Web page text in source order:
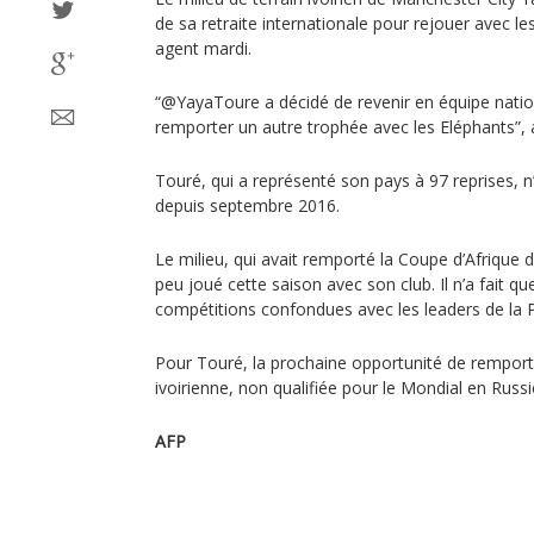
de sa retraite internationale pour rejouer avec
agent mardi.
“@YayaToure a décidé de revenir en équipe
remporter un autre trophée avec les Eléphants”,
Touré, qui a représenté son pays à 97 reprises,
depuis septembre 2016.
Le milieu, qui avait remporté la Coupe d’Afrique
peu joué cette saison avec son club. Il n’a fait
compétitions confondues avec les leaders de la
Pour Touré, la prochaine opportunité de
ivoirienne, non qualifiée pour le Mondial en
AFP